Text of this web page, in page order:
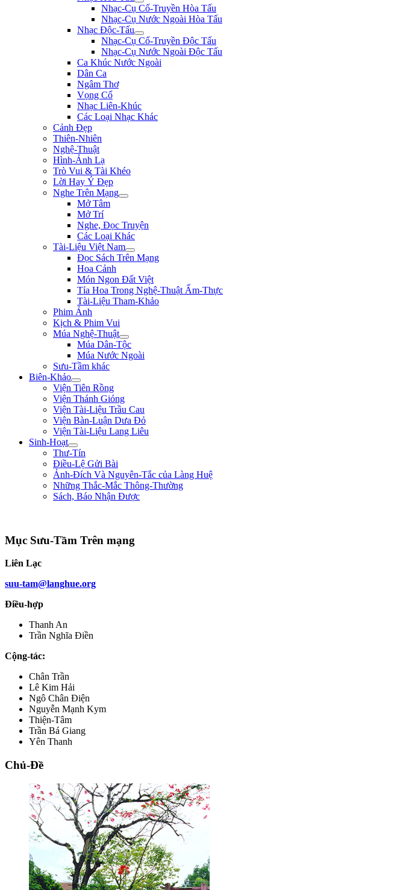
Nhạc-Cụ Cổ-Truyền Hòa Tấu
Nhạc-Cụ Nước Ngoài Hòa Tấu
Nhạc Độc-Tấu
Nhạc-Cụ Cổ-Truyền Độc Tấu
Nhạc-Cụ Nước Ngoài Độc Tấu
Ca Khúc Nước Ngoài
Dân Ca
Ngâm Thơ
Vọng Cổ
Nhạc Liên-Khúc
Các Loại Nhạc Khác
Cảnh Đẹp
Thiên-Nhiên
Nghệ-Thuật
Hình-Ảnh Lạ
Trò Vui & Tài Khéo
Lời Hay Ý Đẹp
Nghe Trên Mạng
Mở Tâm
Mở Trí
Nghe, Đọc Truyện
Các Loại Khác
Tài-Liệu Việt Nam
Đọc Sách Trên Mạng
Hoa Cảnh
Món Ngon Đất Việt
Tỉa Hoa Trong Nghệ-Thuật Ẩm-Thực
Tài-Liệu Tham-Khảo
Phim Ảnh
Kịch & Phim Vui
Múa Nghệ-Thuật
Múa Dân-Tộc
Múa Nước Ngoài
Sưu-Tầm khác
Biên-Khảo
Viện Tiên Rồng
Viện Thánh Gióng
Viện Tài-Liệu Trầu Cau
Viện Bàn-Luận Dưa Đỏ
Viện Tài-Liệu Lang Liêu
Sinh-Hoạt
Thư-Tín
Điều-Lệ Gửi Bài
Ảnh-Đích Và Nguyên-Tắc của Làng Huệ
Những Thắc-Mắc Thông-Thường
Sách, Báo Nhận Được
Mục Sưu-Tầm Trên mạng
Liên Lạc
suu-tam@langhue.org
Điều-hợp
Thanh An
Trần Nghĩa Điền
Cộng-tác:
Chân Trần
Lê Kim Hải
Ngô Chân Điện
Nguyễn Mạnh Kym
Thiện-Tâm
Trần Bá Giang
Yên Thanh
Chủ-Đề